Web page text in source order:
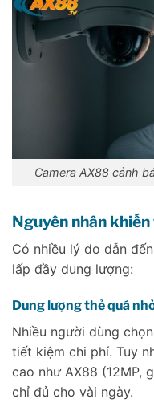
Camera AX88 cảnh
Nguyên nhân
Có nhiều lý do dẫn
lấp đầy dung lượng:
Dung lượng thẻ quá
Nhiều người dùng
tiết kiệm chi phí. Tuy
cao như AX88 (12MP,
chỉ đủ cho vài ngày.